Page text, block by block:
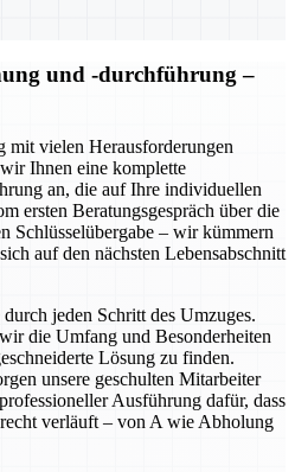
und -durchführung –
mit vielen Herausforderungen
Ihnen eine komplette
an, die auf Ihre individuellen
ersten Beratungsgespräch über die
Schlüsselübergabe – wir kümmern
auf den nächsten Lebensabschnitt
jeden Schritt des Umzuges.
die Umfang und Besonderheiten
Lösung zu finden.
unsere geschulten Mitarbeiter
Ausführung dafür, dass
verläuft – von A wie Abholung